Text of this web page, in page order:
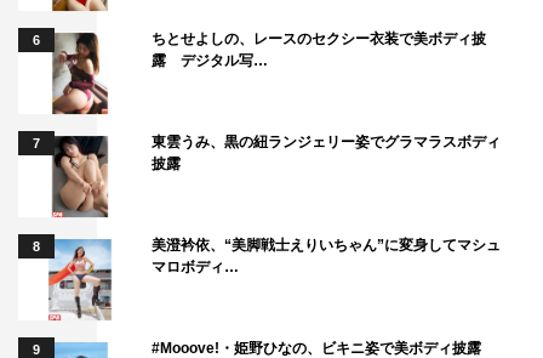
6
ちとせよしの、レースのセクシー衣装で美ボディ披
露 デジタル写…
7
東雲うみ、黒の紐ランジェリー姿でグラマラスボディ
披露
8
美澄衿依、“美脚戦士えりいちゃん”に変身してマシュ
マロボディ…
9
#Mooove!・姫野ひなの、ビキニ姿で美ボディ披露